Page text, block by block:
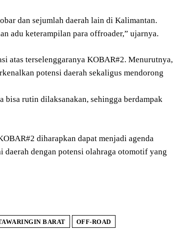
dan sejumlah daerah lain di Kalimantan.
adu keterampilan para offroader,” ujarnya.
atas terselenggaranya KOBAR#2. Menurutnya,
potensi daerah sekaligus mendorong
bisa rutin dilaksanakan, sehingga berdampak
diharapkan dapat menjadi agenda
daerah dengan potensi olahraga otomotif yang
BARAT
OFF-ROAD